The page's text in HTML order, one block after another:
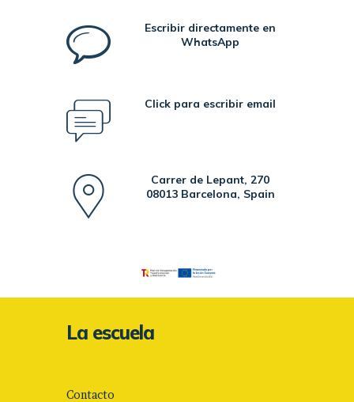
Escribir directamente en
WhatsApp
Click para escribir email
Carrer de Lepant, 270
08013 Barcelona, Spain
La escuela
Contacto